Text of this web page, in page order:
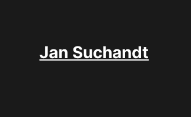
Jan Suchandt